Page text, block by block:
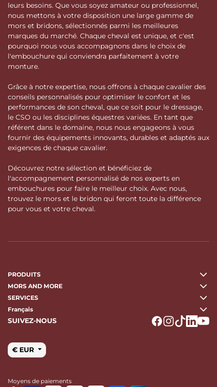
leurs besoins. Que vous soyez amateur ou professionnel,
nous mettons à votre disposition une large gamme de
mors et bridons, sélectionnés parmi les meilleures
marques du marché. Chaque cheval est unique, et c'est
pourquoi nous vous accompagnons dans le choix de
l'embouchure qui conviendra parfaitement à votre
monture.
Grâce à notre expertise, nous offrons à chaque cavalier des
conseils personnalisés pour optimiser le confort et les
performances de son cheval, que ce soit pour le dressage,
le CSO ou les disciplines équestres variées. En tant que
référent dans le domaine, nous nous engageons à vous
fournir des équipements innovants, durables et adaptés aux
exigences de chaque cavalier.
Découvrez notre sélection et bénéficiez de
l'accompagnement personnalisé de nos experts en
embouchures pour faire le meilleur choix. Avec nous,
trouvez le mors et le bridon qui feront toute la différence
pour vous et votre cheval.
PRODUITS
MORS AND MORE
SERVICES
Français
SUIVEZ-NOUS
€ EUR
Moyens de paiements